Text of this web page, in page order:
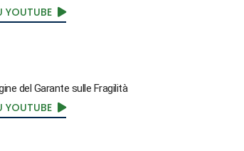
YOUTUBE
del Garante sulle Fragilità
YOUTUBE